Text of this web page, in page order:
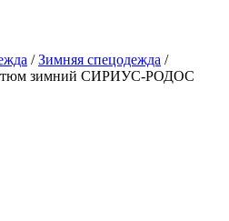
/ Зимняя спецодежда /
зимний СИРИУС-РОДОС